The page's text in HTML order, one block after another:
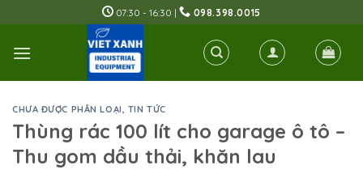
to
content
07:30 - 16:30 | 098.398.0015
CHƯA ĐƯỢC PHÂN LOẠI, TIN TỨC
Thùng rác 100 lít cho garage ô tô –
Thu gom dầu thải, khăn lau